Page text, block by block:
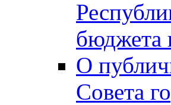
бюджета
О
Совета